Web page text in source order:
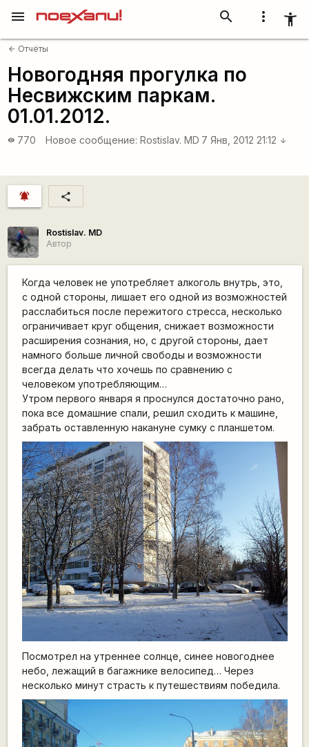
more_vert accessibility_new
search
menu
arrow_back Отчёты
Новогодняя прогулка по
Несвижским паркам.
01.01.2012.
visibility 770 Новое сообщение: Rostislav. MD 7 Янв, 2012 21:12 arrow_downward
notifications_active share
Rostislav. MD
Автор
Когда человек не употребляет алкоголь внутрь, это,
с одной стороны, лишает его одной из возможностей
расслабиться после пережитого стресса, несколько
ограничивает круг общения, снижает возможности
расширения сознания, но, с другой стороны, дает
намного больше личной свободы и возможности
всегда делать что хочешь по сравнению с
человеком употребляющим…
Утром первого января я проснулся достаточно рано,
пока все домашние спали, решил сходить к машине,
забрать оставленную накануне сумку с планшетом.
Посмотрел на утреннее солнце, синее новогоднее
небо, лежащий в багажнике велосипед… Через
несколько минут страсть к путешествиям победила.